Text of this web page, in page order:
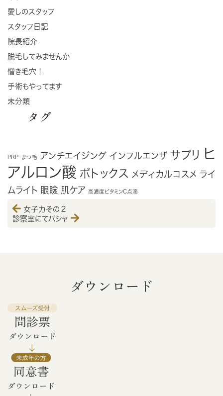
愛しのスタッフ
スタッフ日記
院長紹介
脱毛してみませんか
憎き毛穴！
手術もやってます
未分類
タグ
PRP まつ毛 アンチエイジング インフルエンザ サプリ ヒ
アルロン酸 ボトックス メディカルコスメ ライ
ムライト 眼瞼 肌ケア 高濃度ビタミンC点滴
女子力その２
診察室にてパシャ
ダウンロード